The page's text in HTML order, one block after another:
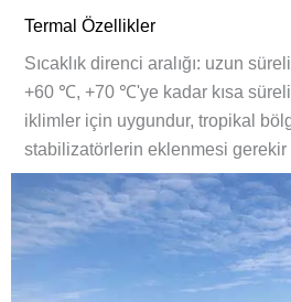
Termal Özellikler
Sıcaklık direnci aralığı: uzun
+60 ℃, +70 ℃'ye kadar kısa süreli
iklimler için uygundur, tropikal
stabilizatörlerin eklenmesi